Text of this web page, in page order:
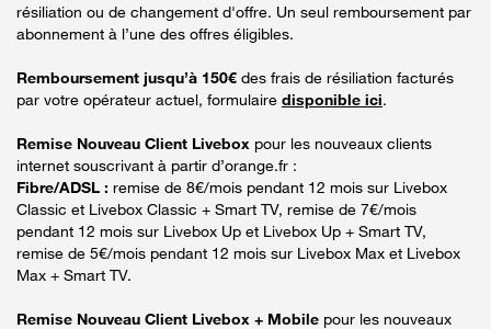
résiliation ou de changement d'offre. Un seul remboursement par
abonnement à l’une des offres éligibles.
Remboursement jusqu’à 150€ des frais de résiliation facturés
par votre opérateur actuel, formulaire disponible ici.
Remise Nouveau Client Livebox pour les nouveaux clients
internet souscrivant à partir d’orange.fr :
Fibre/ADSL : remise de 8€/mois pendant 12 mois sur Livebox
Classic et Livebox Classic + Smart TV, remise de 7€/mois
pendant 12 mois sur Livebox Up et Livebox Up + Smart TV,
remise de 5€/mois pendant 12 mois sur Livebox Max et Livebox
Max + Smart TV.
Remise Nouveau Client Livebox + Mobile pour les nouveaux